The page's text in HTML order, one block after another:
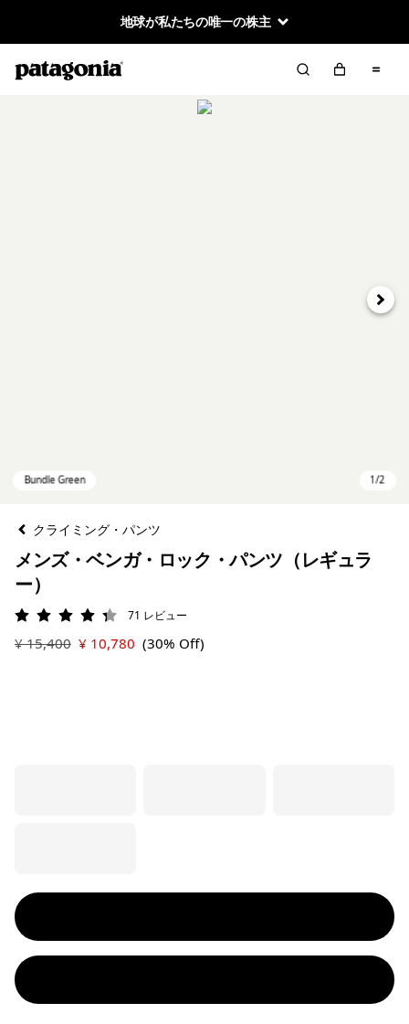
地球が私たちの唯一の株主
次へ
クライミング・パンツ
メンズ・ベンガ・ロック・パンツ（レギュラ
ー）
評価: 4.3 / 5
71 レビュー
¥ 15,400 ¥ 10,780 (30% Off)